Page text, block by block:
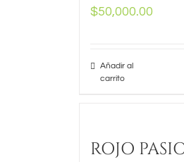
$50,000.00
Añadir al
carrito
ROJO